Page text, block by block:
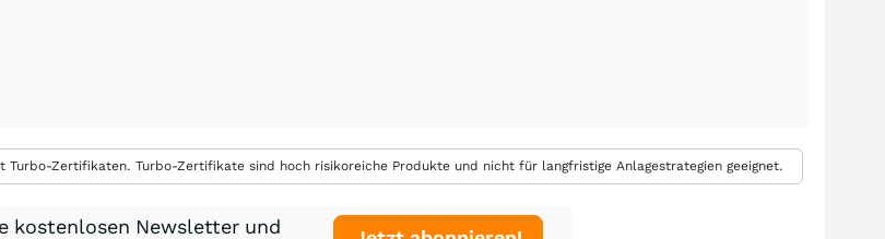
Zertifikaten. Turbo-Zertifikate sind hoch risikoreiche Produkte und nicht für langfristige Anlagestrategien geeignet.
kostenlosen Newsletter und